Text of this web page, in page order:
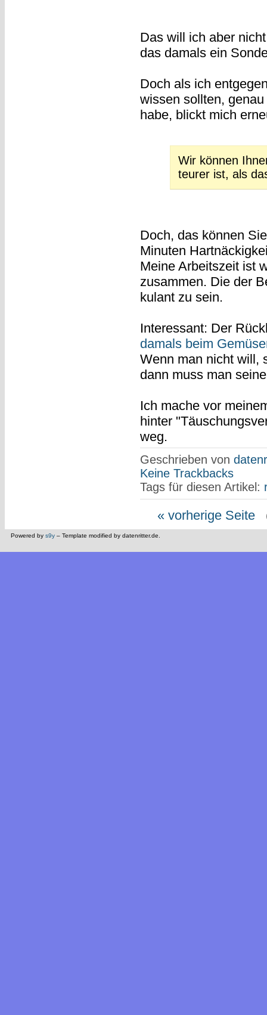
Das will ich aber
das damals ein
Doch als ich
wissen sollten,
habe, blickt mich
Wir können
teurer ist, als
Doch, das können
Minuten
Meine Arbeitszeit ist
zusammen. Die der
kulant zu sein.
Interessant: Der
damals beim
Wenn man nicht will,
dann muss man
Ich mache vor
hinter
weg.
Geschrieben von
Keine Trackbacks
Tags für diesen Artikel:
« vorherige Seite
Powered by s9y – Template modified by datenritter.de.